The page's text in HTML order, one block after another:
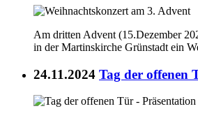
Am dritten Advent (15.Dezember
in der Martinskirche Grünstadt ein
24.11.2024 Tag der offenen